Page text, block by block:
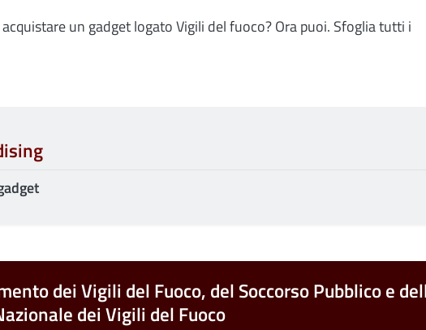
un gadget logato Vigili del fuoco? Ora puoi. Sfoglia tutti i
dei Vigili del Fuoco, del Soccorso Pubblico e
dei Vigili del Fuoco